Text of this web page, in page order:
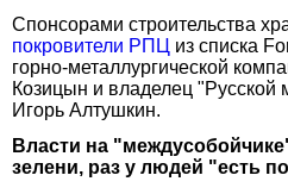
Спонсорами строительства
покровители РПЦ из списка
горно-металлургической
Козицын и владелец
Игорь Алтушкин.
Власти на
зелени, раз у людей "есть